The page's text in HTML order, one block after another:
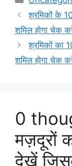
श्रमिकों के
शमिल होगा चेक
श्रमिकों का
शमिल होगा चेक
0
मज़दूरों
देखें